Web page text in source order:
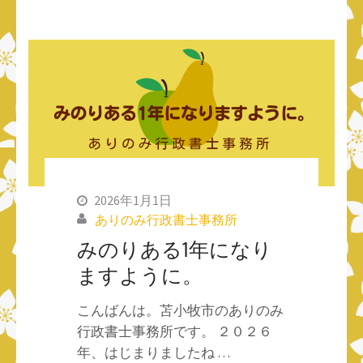
2026年1月1日
ありのみ行政書士事務所
みのりある1年になり
ますように。
こんばんは。苫小牧市のありのみ
行政書士事務所です。 ２０２６
年、はじまりましたね …